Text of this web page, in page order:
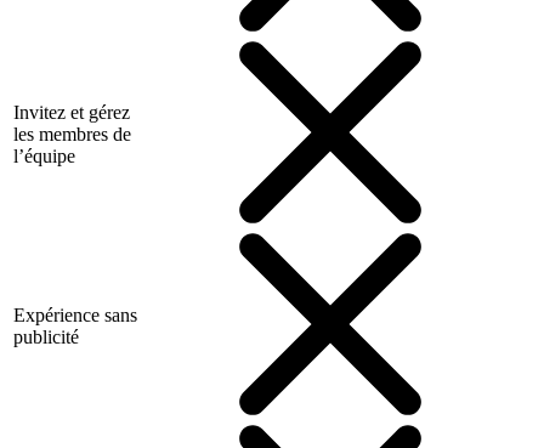
Invitez et gérez
les membres de
l’équipe
Expérience sans
publicité